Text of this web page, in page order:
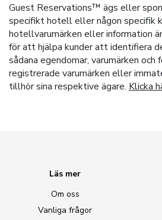
Guest Reservations™ ägs eller
specifikt hotell eller någon specifik
hotellvarumärken eller information
för att hjälpa kunder att identifiera
sådana egendomar, varumärken och
registrerade varumärken eller
tillhör sina respektive ägare. Klicka
Läs mer
Om oss
Vanliga frågor